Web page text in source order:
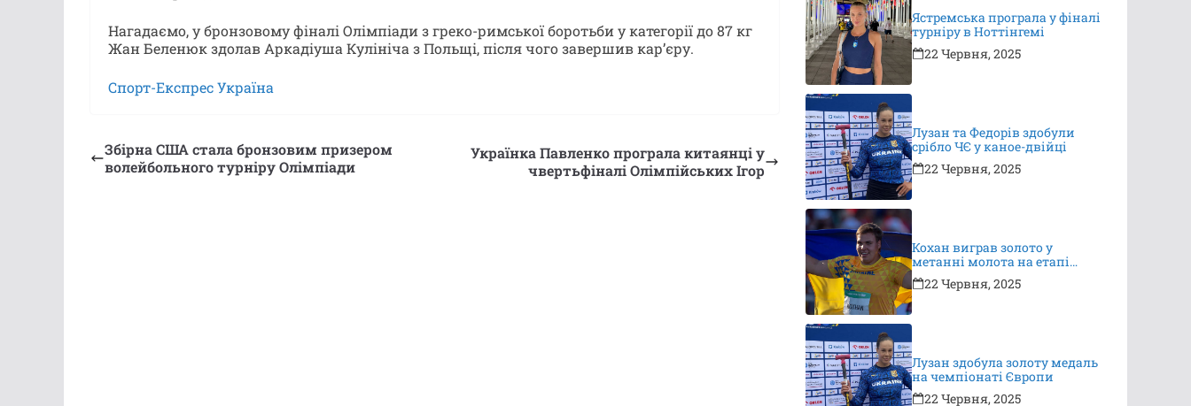
Нагадаємо, у бронзовому фіналі Олімпіади з греко-римської боротьби у категорії до 87 кг
Жан Беленюк здолавАркадіуша Кулініча з Польщі, після чого завершив кар’єру.
Спорт-Експрес Україна
Збірна США стала бронзовим призером
волейбольного турніру Олімпіади
Українка Павленко програла китаянці у
чвертьфіналі Олімпійських Ігор
Ястремська програла у фіналі
турніру в Ноттінгемі
22 Червня, 2025
Лузан та Федорів здобули
срібло ЧЄ у каное-двійці
22 Червня, 2025
Кохан виграв золото у
метанні молота на етапі
Континентального туру
22 Червня, 2025
Лузан здобула золоту медаль
на чемпіонаті Європи
22 Червня, 2025